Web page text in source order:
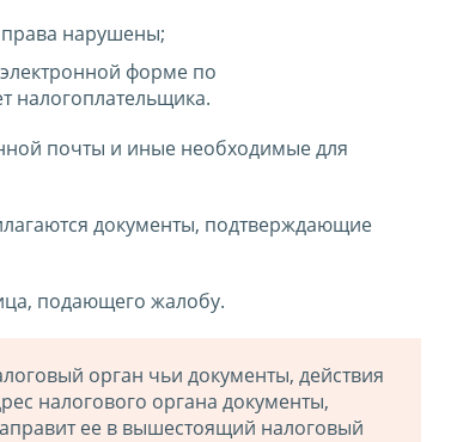
нарушены;
форме по
налогоплательщика.
почты и иные необходимые для
документы, подтверждающие
подающего жалобу.
орган чьи документы, действия
налогового органа документы,
ее в вышестоящий налоговый